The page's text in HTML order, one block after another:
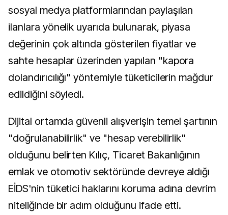
sosyal medya platformlarından paylaşılan
ilanlara yönelik uyarıda bulunarak, piyasa
değerinin çok altında gösterilen fiyatlar ve
sahte hesaplar üzerinden yapılan "kapora
dolandırıcılığı" yöntemiyle tüketicilerin mağdur
edildiğini söyledi.
Dijital ortamda güvenli alışverişin temel şartının
"doğrulanabilirlik" ve "hesap verebilirlik"
olduğunu belirten Kılıç, Ticaret Bakanlığının
emlak ve otomotiv sektöründe devreye aldığı
EİDS'nin tüketici haklarını koruma adına devrim
niteliğinde bir adım olduğunu ifade etti.